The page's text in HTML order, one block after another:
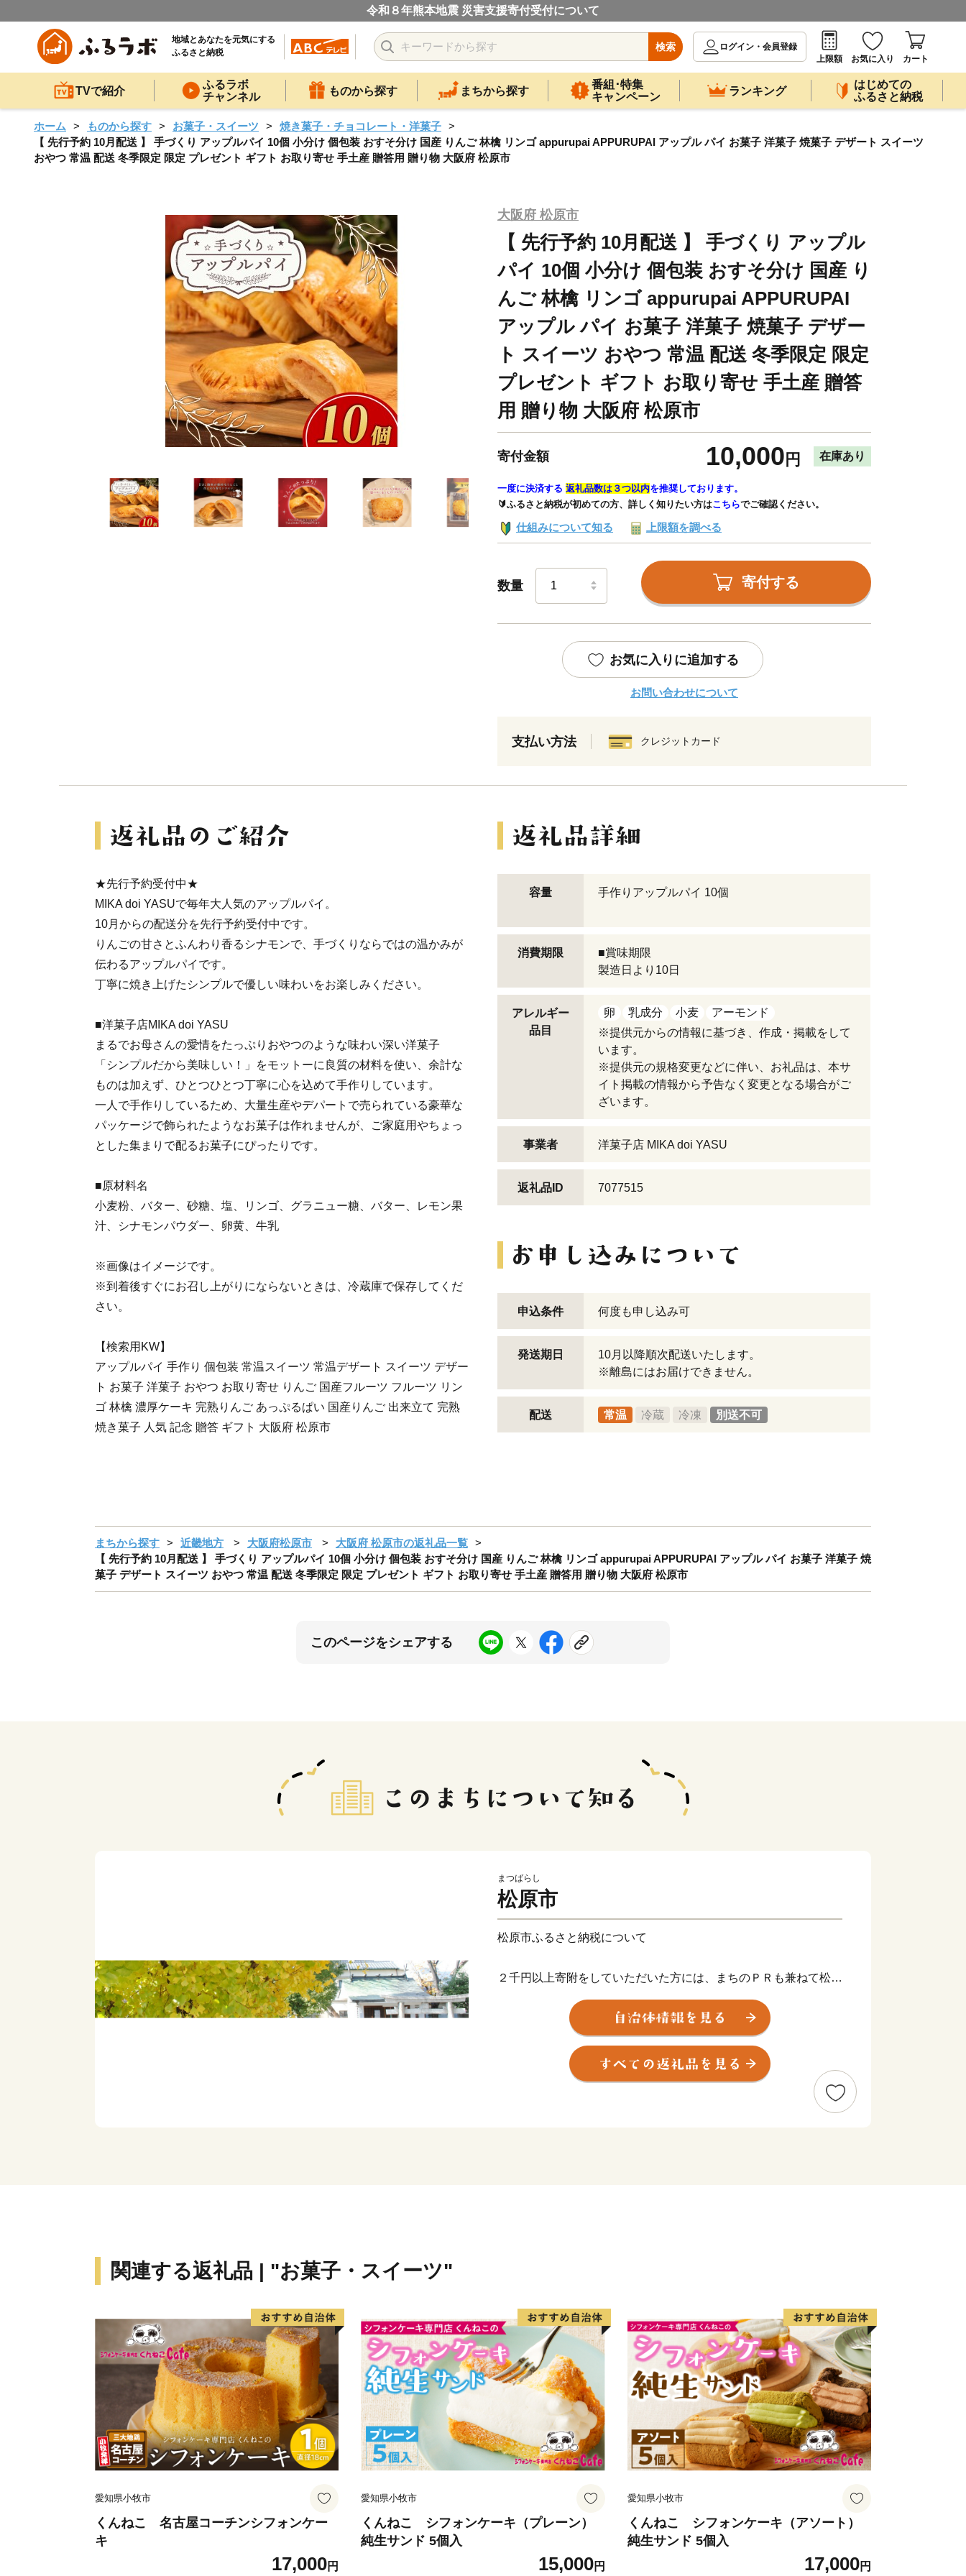
令和８年熊本地震 災害支援寄付受付について
地域とあなたを元気にする
ふるさと納税
検索
ログイン・会員登録
上限額
お気に入り カート
TVで紹介
ふるラボ
チャンネル
ものから探す まちから探す
番組･特集
キャンペーン
ランキング
はじめての
ふるさと納税
ホーム ものから探す お菓子・スイーツ
焼き菓子・チョコレート・洋菓子
【 先行予約 10月配送 】 手づくり アップルパイ 10個 小分け 個包装 おすそ分け 国産 りんご 林檎 リンゴ appurupai APPURUPAI アップル パイ お菓子 洋菓子 焼菓子 デザート スイーツ
おやつ 常温 配送 冬季限定 限定 プレゼント ギフト お取り寄せ 手土産 贈答用 贈り物 大阪府 松原市
大阪府 松原市
【 先行予約 10月配送 】 手づくり アップル
パイ 10個 小分け 個包装 おすそ分け 国産 り
んご 林檎 リンゴ appurupai APPURUPAI
アップル パイ お菓子 洋菓子 焼菓子 デザー
ト スイーツ おやつ 常温 配送 冬季限定 限定
プレゼント ギフト お取り寄せ 手土産 贈答
用 贈り物 大阪府 松原市
寄付金額 10,000 円 在庫あり
一度に決済する 返礼品数は３つ以内を推奨しております。
🔰ふるさと納税が初めての方、詳しく知りたい方はこちらでご確認ください。
仕組みについて知る 上限額を調べる
数量 寄付する
お気に入りに追加する
お問い合わせについて
支払い方法 クレジットカード
★先行予約受付中★
MIKA doi YASUで毎年大人気のアップルパイ。
10月からの配送分を先行予約受付中です。
りんごの甘さとふんわり香るシナモンで、手づくりならではの温かみが
伝わるアップルパイです。
丁寧に焼き上げたシンプルで優しい味わいをお楽しみください。
■洋菓子店MIKA doi YASU
まるでお母さんの愛情をたっぷりおやつのような味わい深い洋菓子
「シンプルだから美味しい！」をモットーに良質の材料を使い、余計な
ものは加えず、ひとつひとつ丁寧に心を込めて手作りしています。
一人で手作りしているため、大量生産やデパートで売られている豪華な
パッケージで飾られたようなお菓子は作れませんが、ご家庭用やちょっ
とした集まりで配るお菓子にぴったりです。
■原材料名
小麦粉、バター、砂糖、塩、リンゴ、グラニュー糖、バター、レモン果
汁、シナモンパウダー、卵黄、牛乳
※画像はイメージです。
※到着後すぐにお召し上がりにならないときは、冷蔵庫で保存してくだ
さい。
【検索用KW】
アップルパイ 手作り 個包装 常温スイーツ 常温デザート スイーツ デザー
ト お菓子 洋菓子 おやつ お取り寄せ りんご 国産フルーツ フルーツ リン
ゴ 林檎 濃厚ケーキ 完熟りんご あっぷるぱい 国産りんご 出来立て 完熟
焼き菓子 人気 記念 贈答 ギフト 大阪府 松原市
容量 手作りアップルパイ 10個
消費期限
■賞味期限
製造日より10日
アレルギー
品目
卵 乳成分 小麦
アーモンド
※提供元からの情報に基づき、作成・掲載をして
います。
※提供元の規格変更などに伴い、お礼品は、本サ
イト掲載の情報から予告なく変更となる場合がご
ざいます。
事業者 洋菓子店 MIKA doi YASU
返礼品ID 7077515
申込条件 何度も申し込み可
発送期日
10月以降順次配送いたします。
※離島にはお届けできません。
配送 常温 冷蔵 冷凍 別送不可
まちから探す 近畿地方 大阪府松原市
大阪府 松原市の返礼品一覧
【 先行予約 10月配送 】 手づくり アップルパイ 10個 小分け 個包装 おすそ分け 国産 りんご 林檎 リンゴ appurupai APPURUPAI アップル パイ お菓子 洋菓子 焼
菓子 デザート スイーツ おやつ 常温 配送 冬季限定 限定 プレゼント ギフト お取り寄せ 手土産 贈答用 贈り物 大阪府 松原市
このページをシェアする
まつばらし
松原市
松原市ふるさと納税について
２千円以上寄附をしていただいた方には、まちのＰＲも兼ねて松原
市の特産品等をお送りさせていただきます。
※お礼の品のお届けには1～2ヶ月程度かかることがあります。
※寄附につきましては、年度内の回数制限を現在設けておりませ
関連する返礼品 | "お菓子・スイーツ"
愛知県小牧市
くんねこ 名古屋コーチンシフォンケー
キ
17,000円
愛知県小牧市
くんねこ シフォンケーキ（プレーン）
純生サンド 5個入
15,000円
愛知県小牧市
くんねこ シフォンケーキ（アソート）
純生サンド 5個入
17,000円